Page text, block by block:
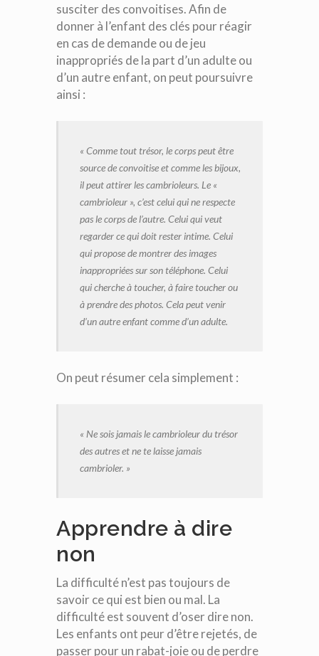
susciter des convoitises. Afin de
donner à l’enfant des clés pour réagir
en cas de demande ou de jeu
inappropriés de la part d’un adulte ou
d’un autre enfant, on peut poursuivre
ainsi :
« Comme tout trésor, le corps peut être
source de convoitise et comme les bijoux,
il peut attirer les cambrioleurs. Le «
cambrioleur », c’est celui qui ne respecte
pas le corps de l’autre. Celui qui veut
regarder ce qui doit rester intime. Celui
qui propose de montrer des images
inappropriées sur son téléphone. Celui
qui cherche à toucher, à faire toucher ou
à prendre des photos. Cela peut venir
d’un autre enfant comme d’un adulte.
On peut résumer cela simplement :
« Ne sois jamais le cambrioleur du trésor
des autres et ne te laisse jamais
cambrioler. »
Apprendre à dire
non
La difficulté n’est pas toujours de
savoir ce qui est bien ou mal. La
difficulté est souvent d’oser dire non.
Les enfants ont peur d’être rejetés, de
passer pour un rabat-joie ou de perdre